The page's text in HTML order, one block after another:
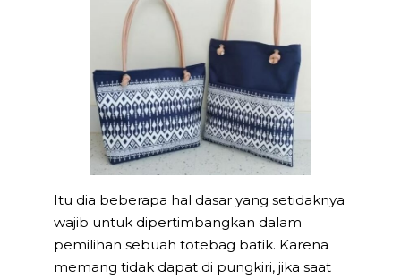
Itu dia beberapa hal dasar yang setidaknya
wajib untuk dipertimbangkan dalam
pemilihan sebuah totebag batik. Karena
memang tidak dapat di pungkiri, jika saat